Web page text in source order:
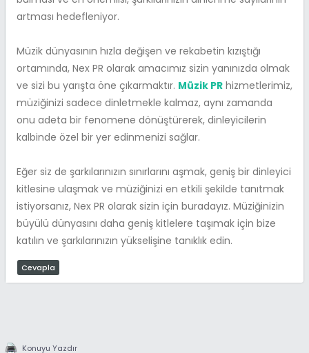
artması hedefleniyor.
Müzik dünyasının hızla değişen ve rekabetin kızıştığı
ortamında, Nex PR olarak amacımız sizin yanınızda olmak
ve sizi bu yarışta öne çıkarmaktır. Müzik PR hizmetlerimiz,
müziğinizi sadece dinletmekle kalmaz, aynı zamanda
onu adeta bir fenomene dönüştürerek, dinleyicilerin
kalbinde özel bir yer edinmenizi sağlar.
Eğer siz de şarkılarınızın sınırlarını aşmak, geniş bir dinleyici
kitlesine ulaşmak ve müziğinizi en etkili şekilde tanıtmak
istiyorsanız, Nex PR olarak sizin için buradayız. Müziğinizin
büyülü dünyasını daha geniş kitlelere taşımak için bize
katılın ve şarkılarınızın yükselişine tanıklık edin.
Cevapla
Konuyu Yazdır